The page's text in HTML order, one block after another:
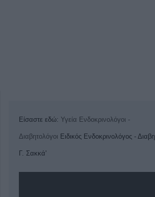
Είσαστε εδώ: Υγεία Ενδοκρινολόγοι -
Διαβητολόγοι Ειδικός Ενδοκρινολόγος -
Γ. Σακκά'